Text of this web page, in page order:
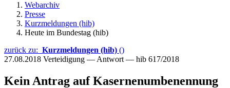
Webarchiv
Presse
Kurzmeldungen (hib)
Heute im Bundestag (hib)
zurück zu: Kurzmeldungen (hib) ()
27.08.2018 Verteidigung — Antwort — hib 617/2018
Kein Antrag auf Kasernenumbenennung